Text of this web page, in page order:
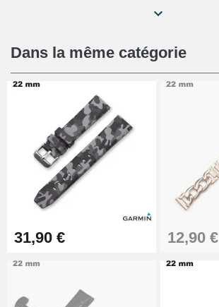
Extracteur de Bracelet de
17,90 €
Dans la même catégorie
31,90 € 12,90 €